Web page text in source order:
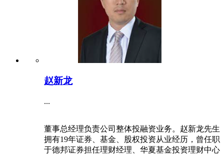
赵新龙
...
董事总经理负责公司整体投融资业务。赵新龙先生
拥有19年证券、基金、股权投资从业经历，曾任职
于德邦证券担任理财经理、华夏基金投资理财中心